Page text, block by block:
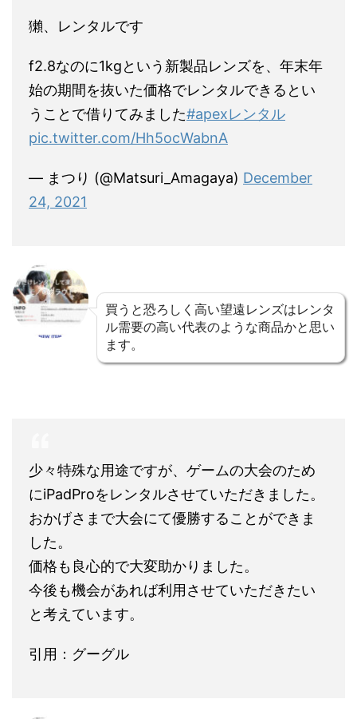
獺、レンタルです
f2.8なのに1kgという新製品レンズを、年末年
始の期間を抜いた価格でレンタルできるとい
うことで借りてみました#apexレンタル
pic.twitter.com/Hh5ocWabnA
— まつり (@Matsuri_Amagaya) December
24, 2021
買うと恐ろしく高い望遠レンズはレンタ
ル需要の高い代表のような商品かと思い
ます。
少々特殊な用途ですが、ゲームの大会のため
にiPadProをレンタルさせていただきました。
おかげさまで大会にて優勝することができま
した。
価格も良心的で大変助かりました。
今後も機会があれば利用させていただきたい
と考えています。
引用：グーグル